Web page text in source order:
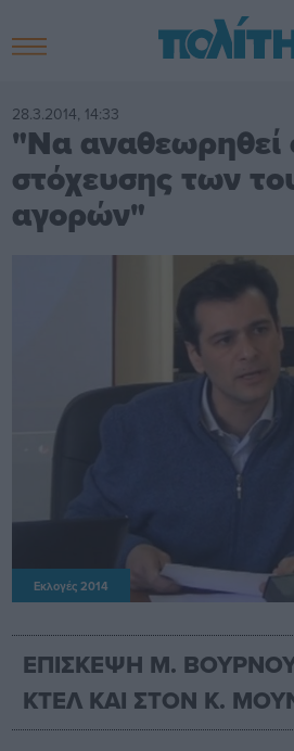
28.3.2014, 14:33
"Να αναθεωρηθεί
στόχευσης των
αγορών"
Εκλογές 2014
ΕΠΙΣΚΕΨΗ Μ.
ΚΤΕΛ ΚΑΙ ΣΤΟΝ Κ.